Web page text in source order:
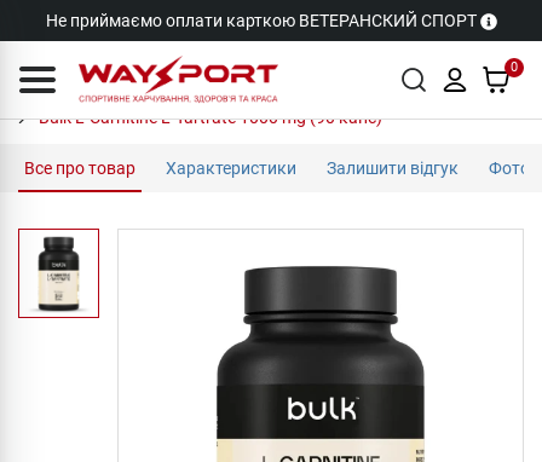
Не приймаємо оплати карткою ВЕТЕРАНСКИЙ СПОРТ
0
Bulk L-Carnitine L-Tartrate 1000 mg (90 капс)
Все про товар Характеристики Залишити відгук Фото